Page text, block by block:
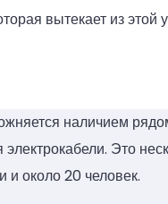
вытекает из этой
наличием
Это
и около 20 человек.